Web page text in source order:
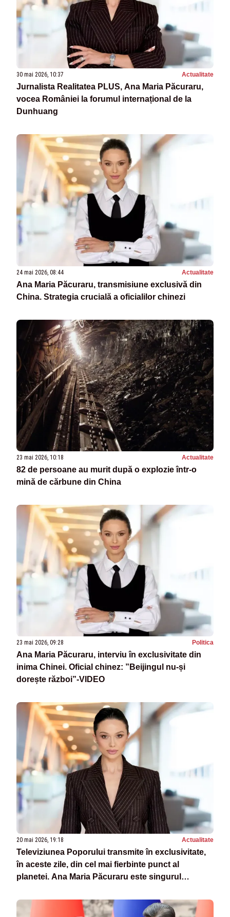
30 mai 2026, 10:37 Actualitate
Jurnalista Realitatea PLUS, Ana Maria Păcuraru,
vocea României la forumul internațional de la
Dunhuang
24 mai 2026, 08:44 Actualitate
Ana Maria Păcuraru, transmisiune exclusivă din
China. Strategia crucială a oficialilor chinezi
23 mai 2026, 10:18 Actualitate
82 de persoane au murit după o explozie într-o
mină de cărbune din China
23 mai 2026, 09:28 Politica
Ana Maria Păcuraru, interviu în exclusivitate din
inima Chinei. Oficial chinez: ”Beijingul nu-și
dorește război”-VIDEO
20 mai 2026, 19:18 Actualitate
Televiziunea Poporului transmite în exclusivitate,
în aceste zile, din cel mai fierbinte punct al
planetei. Ana Maria Păcuraru este singurul